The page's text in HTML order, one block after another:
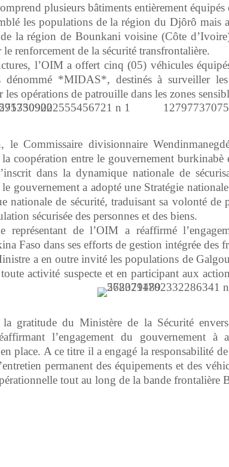
plusieurs bâtiments entièrement
les populations de la région du Djôrô mais
la région de Bounkani voisine (Côte
renforcement de la sécurité transfrontalière.
l’OIM a offert cinq (05) véhicules
dénommé *MIDAS*, destinés à surveiller
opérations de patrouille dans les zones
le Commissaire divisionnaire
la coopération entre le gouvernement
dans la dynamique nationale de
gouvernement a adopté une Stratégie
nationale de sécurité, traduisant sa volonté de
sécurisée des personnes et des biens.
représentant de l’OIM a réaffirmé
Faso dans ses efforts de gestion intégrée des
a en outre invité les populations de
activité suspecte et en participant aux
gratitude du Ministère de la Sécurité
l’engagement du gouvernement à
place. A ce titre il a engagé la responsabilité
permanent des équipements et des
tout au long de la bande frontalière